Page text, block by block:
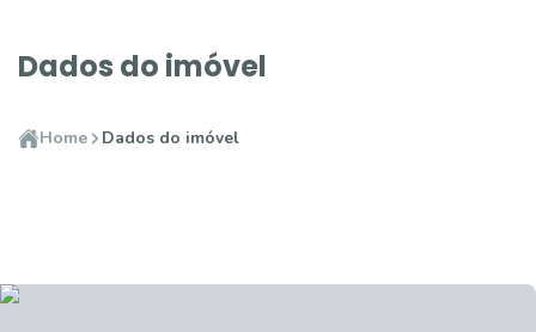
Dados do imóvel
Home Dados do imóvel